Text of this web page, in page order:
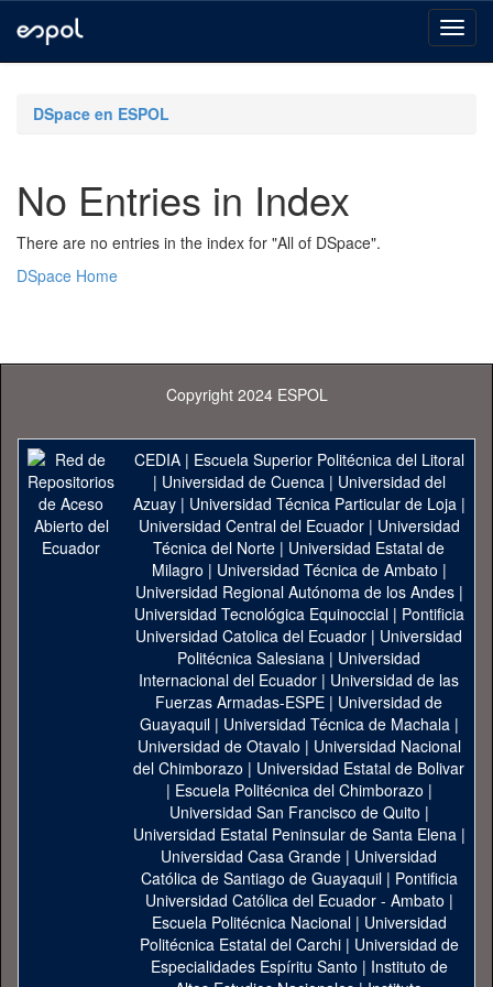
navigationDSpace en ESPOL
No Entries in Index
There are no entries in the index for "All of DSpace".
DSpace Home
Copyright 2024 ESPOL
CEDIA| Escuela Superior Politécnica del Litoral
| Universidad de Cuenca| Universidad del
Azuay| Universidad Técnica Particular de Loja|
Universidad Central del Ecuador| Universidad
Técnica del Norte | Universidad Estatal de
Milagro | Universidad Técnica de Ambato |
Universidad Regional Autónoma de los Andes|
Universidad Tecnológica Equinoccial| Pontificia
Universidad Catolica del Ecuador | Universidad
Politécnica Salesiana | Universidad
Internacional del Ecuador | Universidad de las
Fuerzas Armadas-ESPE | Universidad de
Guayaquil| Universidad Técnica de Machala|
Universidad de Otavalo | Universidad Nacional
del Chimborazo | Universidad Estatal de Bolivar
| Escuela Politécnica del Chimborazo |
Universidad San Francisco de Quito |
Universidad Estatal Peninsular de Santa Elena|
Universidad Casa Grande | Universidad
Católica de Santiago de Guayaquil| Pontificia
Universidad Católica del Ecuador - Ambato |
Escuela Politécnica Nacional| Universidad
Politécnica Estatal del Carchi| Universidad de
Especialidades Espíritu Santo | Instituto de